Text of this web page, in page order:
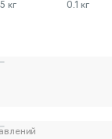
кг
0.1 кг